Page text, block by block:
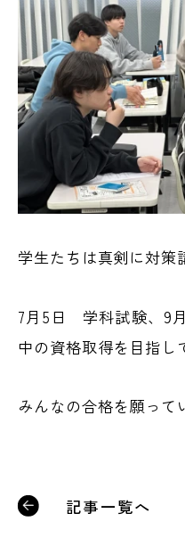
学生たちは真剣に対策
7月5日 学科試験、9
中の資格取得を目指し
みんなの合格を願って
記事一覧へ